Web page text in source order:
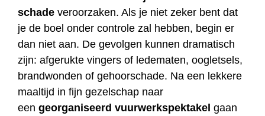
schade veroorzaken. Als je niet zeker bent dat
je de boel onder controle zal hebben, begin er
dan niet aan. De gevolgen kunnen dramatisch
zijn: afgerukte vingers of ledematen, oogletsels,
brandwonden of gehoorschade. Na een lekkere
maaltijd in fijn gezelschap naar
een georganiseerd vuurwerkspektakel gaan